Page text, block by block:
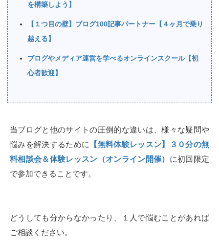
を構築しよう】
【１つ目の壁】ブログ100記事パートナー【４ヶ月で乗り
越える】
ブログやメディア運営を学べるオンラインスクール【初
心者歓迎】
当ブログと他のサイトの圧倒的な違いは、様々な疑問や
悩みを解決するために
【無料体験レッスン】３０分の無
料相談会＆体験レッスン（オンライン開催） に初回限定
で参加できることです。
どうしても分からなかったり、１人で悩むことがあれば
ご相談ください。